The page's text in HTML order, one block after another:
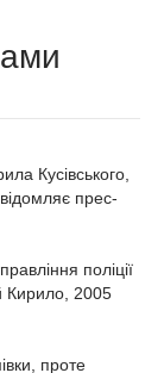
Кусівського,
прес-
поліції
Кирило, 2005
проте